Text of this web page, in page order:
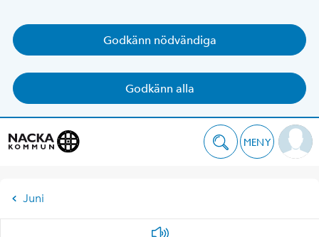
Godkänn nödvändiga
Godkänn alla
MENY
Juni